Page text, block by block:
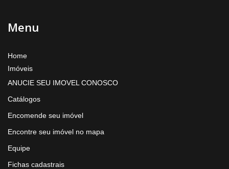
Menu
Home
Imóveis
ANUCIE SEU IMOVEL CONOSCO
Catálogos
Encomende seu imóvel
Encontre seu imóvel no mapa
Equipe
Fichas cadastrais